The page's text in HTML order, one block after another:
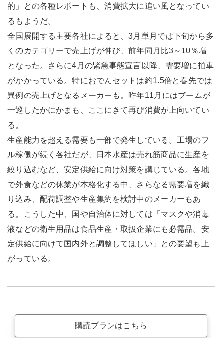
的」との各種レポートも、消費拡大に追い風となってい
るもようだ。
全国展開する主要各社によると、3月単月では下旬から多
くのカテゴリーで売上げが伸び、前年同月比3～10％増
となった。さらに4月の緊急事態宣言以降、需要増に拍車
がかかっている。特におでんセットは約1.5倍と春先では
異例の売上げとなるメーカーも。昨年11月にはブームが
一巡したかにかまも、ここにきて再び消費が上向いてい
る。
生産能力を超える需要も一部で発生している。工場のフ
ル稼働が続く各社だが、日本水産は売れ筋商品に生産を
絞り込むなど、安定供給に向け対策を講じている。各地
で外食などの休業が本格化する中、さらなる需要増を織
り込み、配荷調整や生産集約を検討中のメーカーもあ
る。こうした中、国や自治体に対しては「マスクや消毒
液などの衛生用品は食品生産・取扱企業にも必需品。安
定供給に向けて国内外と調整してほしい」との要望も上
がっている。
購読プランはこちら